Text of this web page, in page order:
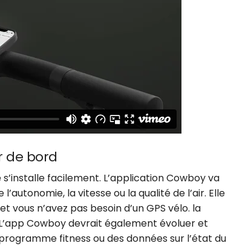
de bord
facilement. L’application Cowboy va
la vitesse ou la qualité de l’air. Elle
n’avez pas besoin d’un GPS vélo. la
Cowboy devrait également évoluer et
fitness ou des données sur l’état du